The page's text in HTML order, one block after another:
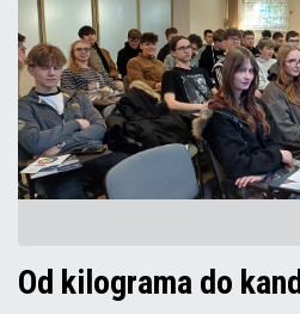
Od kilograma do